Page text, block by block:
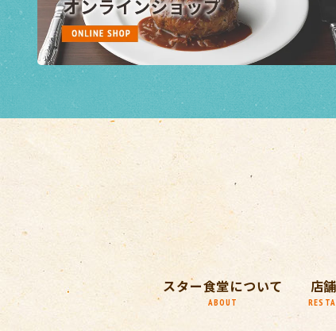
スター食堂について
ABOUT
店